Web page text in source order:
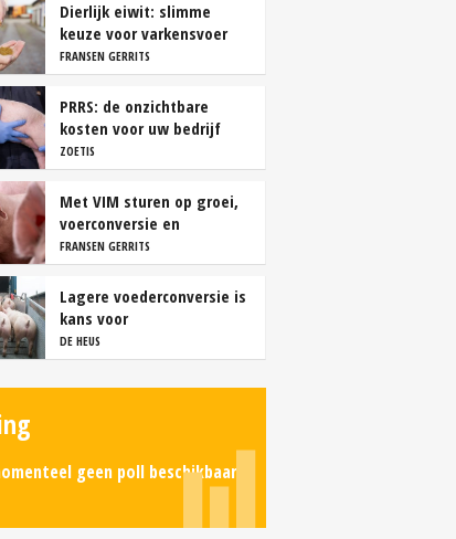
Dierlijk eiwit: slimme
keuze voor varkensvoer
FRANSEN GERRITS
PRRS: de onzichtbare
kosten voor uw bedrijf
ZOETIS
Met VIM sturen op groei,
voerconversie en
rendement
FRANSEN GERRITS
Lagere voederconversie is
kans voor
vleesvarkenshouders
DE HEUS
geen poll beschikbaar.